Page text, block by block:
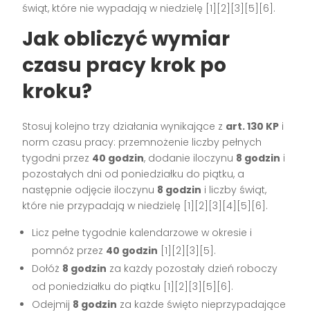
świąt, które nie wypadają w niedzielę [1][2][3][5][6].
Jak obliczyć wymiar
czasu pracy krok po
kroku?
Stosuj kolejno trzy działania wynikające z art. 130 KP i
norm czasu pracy: przemnożenie liczby pełnych
tygodni przez 40 godzin, dodanie iloczynu 8 godzin i
pozostałych dni od poniedziałku do piątku, a
następnie odjęcie iloczynu 8 godzin i liczby świąt,
które nie przypadają w niedzielę [1][2][3][4][5][6].
Licz pełne tygodnie kalendarzowe w okresie i
pomnóż przez 40 godzin [1][2][3][5].
Dołóż 8 godzin za każdy pozostały dzień roboczy
od poniedziałku do piątku [1][2][3][5][6].
Odejmij 8 godzin za każde święto nieprzypadające